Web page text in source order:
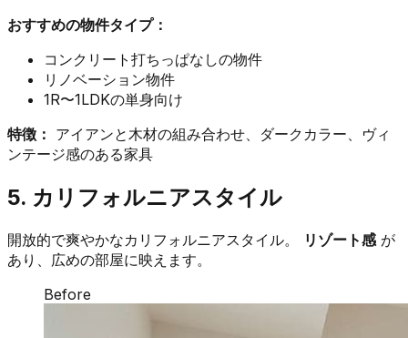
おすすめの物件タイプ：
コンクリート打ちっぱなしの物件
リノベーション物件
1R〜1LDKの単身向け
特徴： アイアンと木材の組み合わせ、ダークカラー、ヴィ
ンテージ感のある家具
5. カリフォルニアスタイル
開放的で爽やかなカリフォルニアスタイル。 リゾート感 が
あり、広めの部屋に映えます。
Before